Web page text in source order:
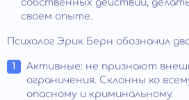
собственных действий,
своем опыте.
Психолог Эрик Берн обозначил
Активные: не признают
ограничения. Склонны ко
опасному и криминальному.